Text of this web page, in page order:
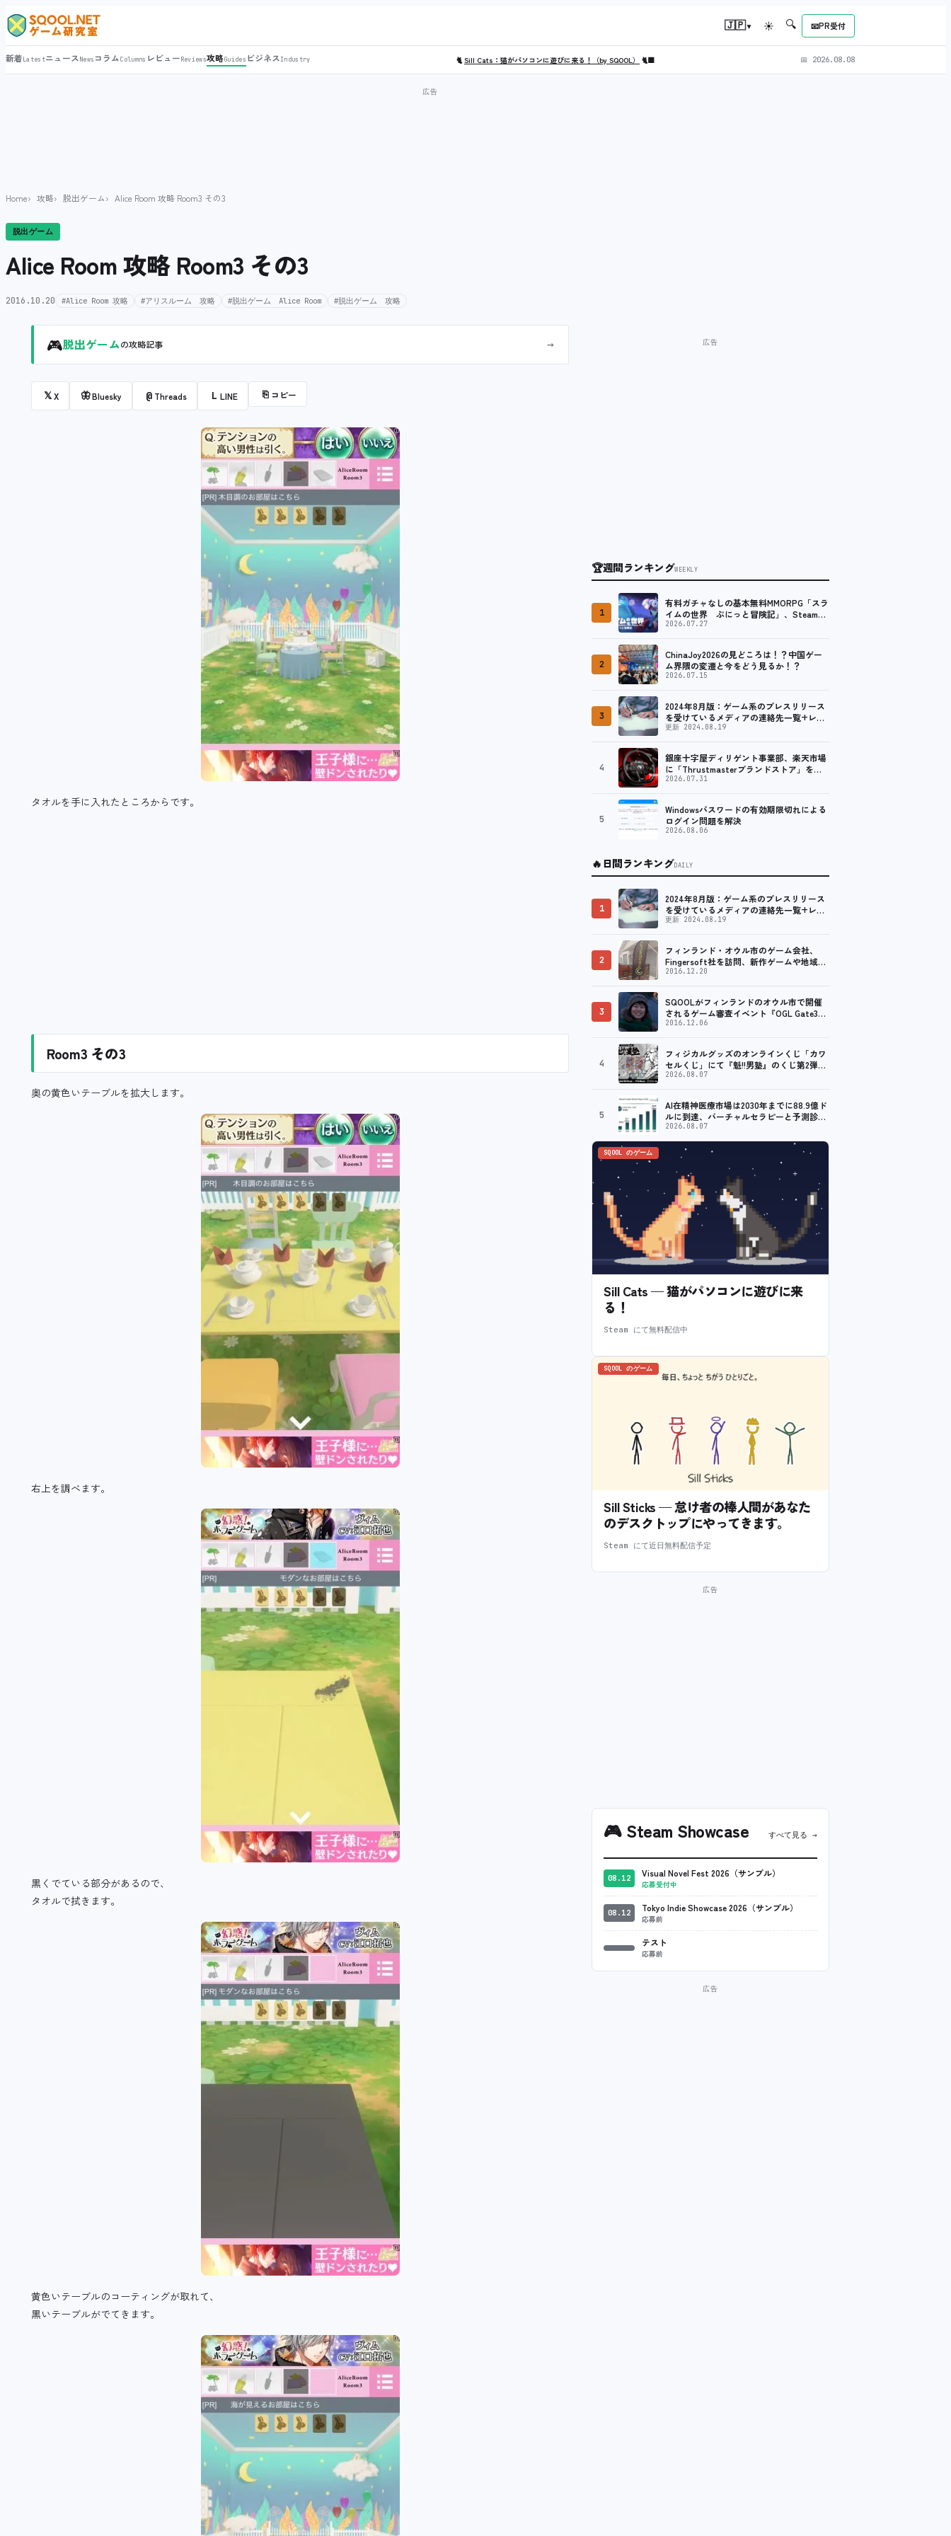
🇯🇵▾ ☀ 🔍 📧PR受付
新着LatestニュースNews コラムColumns レビューReviews攻略Guides ビジネスIndustry 🐈Sill Cats：猫がパソコンに遊びに来る！（by SQOOL） 🐈‍⬛ 📅 2026.08.08
Home 攻略 脱出ゲーム Alice Room 攻略 Room3 その3
脱出ゲーム
Alice Room 攻略 Room3 その3
2016.10.20 #Alice Room 攻略 #アリスルーム 攻略 #脱出ゲーム Alice Room #脱出ゲーム 攻略
🎮脱出ゲームの攻略記事 →
𝕏X 🦋Bluesky @ Threads L LINE ⎘ コピー
タオルを手に入れたところからです。
Room3 その3
奥の黄色いテーブルを拡大します。
右上を調べます。
黒くでている部分があるので、
タオルで拭きます。
黄色いテーブルのコーティングが取れて、
黒いテーブルがでてきます。
🏆週間ランキングWEEKLY
1
有料ガチャなしの基本無料MMORPG「スラ
イムの世界 ぷにっと冒険記」、Steam向
けの無料体験版が8月末に配信決定
2026.07.27
2
ChinaJoy2026の見どころは！？中国ゲー
ム界隈の変遷と今をどう見るか！？
2026.07.15
3
2024年8月版：ゲーム系のプレスリリース
を受けているメディアの連絡先一覧+レビ
ュー依頼先一覧
更新 2024.08.19
4
銀座十字屋ディリゲント事業部、楽天市場
に「Thrustmasterブランドストア」をオ
ープン。記念キャンペーンでポイントアッ
ローラーを中心に、幅広くラインナップ
2026.07.31
5
Windowsパスワードの有効期限切れによる
ログイン問題を解決
2026.08.06
🔥日間ランキングDAILY
1
2024年8月版：ゲーム系のプレスリリース
を受けているメディアの連絡先一覧+レビ
ュー依頼先一覧
更新 2024.08.19
2
フィンランド・オウル市のゲーム会社、
Fingersoft社を訪問、新作ゲームや地域貢
献について聞いてきました
2016.12.20
3
SQOOLがフィンランドのオウル市で開催
されるゲーム審査イベント『OGL Gate3』
のメディアパートナーに！
2016.12.06
4
フィジカルグッズのオンラインくじ「カワ
セルくじ」にて『魁!!男塾』のくじ第2弾が
販売開始！
2026.08.07
5
AI在精神医療市場は2030年までに88.9億ド
ルに到達、バーチャルセラピーと予測診断
の普及が加速
2026.08.07
SQOOL のゲーム
Sill Cats — 猫がパソコンに遊びに来
る！
Steam にて無料配信中
SQOOL のゲーム
Sill Sticks — 怠け者の棒人間があなた
のデスクトップにやってきます。
Steam にて近日無料配信予定
🎮Steam Showcase すべて見る →
08.12 Visual Novel Fest 2026（サンプル）
応募受付中
08.12 Tokyo Indie Showcase 2026（サンプル）
応募前
テスト
応募前